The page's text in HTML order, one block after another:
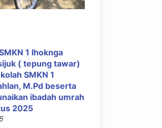
1 lhoknga
( tepung tawar)
SMKN 1
M.Pd beserta
ibadah umrah
2025